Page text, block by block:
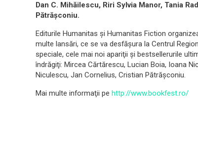
Dan C. Mihăilescu, Riri Sylvia Manor, Tania
Pătrăşconiu.
Editurile Humanitas şi Humanitas Fiction
multe lansări, ce se va desfăşura la Centrul
speciale, cele mai noi apariţii şi bestsellerurile
îndrăgiţi: Mircea Cărtărescu, Lucian Boia, Ioana
Niculescu, Jan Cornelius, Cristian Pătrăşconiu.
Mai multe informaţii pe http://www.bookfest.ro/